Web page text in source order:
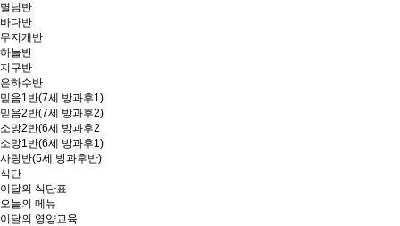
별님반
바다반
무지개반
하늘반
지구반
은하수반
믿음1반(7세 방과후1)
믿음2반(7세 방과후2)
소망2반(6세 방과후2
소망1반(6세 방과후1)
사랑반(5세 방과후반)
식단
이달의 식단표
오늘의 메뉴
이달의 영양교육